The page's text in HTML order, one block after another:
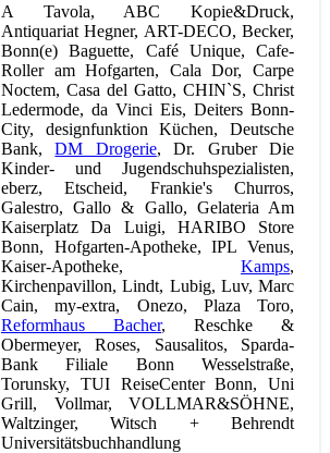
A Tavola, ABC Kopie&Druck,
Antiquariat Hegner, ART-DECO, Becker,
Bonn(e) Baguette, Café Unique, Cafe-
Roller am Hofgarten, Cala Dor, Carpe
Noctem, Casa del Gatto, CHIN`S, Christ
Ledermode, da Vinci Eis, Deiters Bonn-
City, designfunktion Küchen, Deutsche
Bank,DM Drogerie, Dr. Gruber Die
Kinder- und Jugendschuhspezialisten,
eberz, Etscheid, Frankie's Churros,
Galestro, Gallo & Gallo, Gelateria Am
Kaiserplatz Da Luigi, HARIBO Store
Bonn, Hofgarten-Apotheke, IPL Venus,
Kaiser-Apotheke, Kamps,
Kirchenpavillon, Lindt, Lubig, Luv, Marc
Cain, my-extra, Onezo, Plaza Toro,
Reformhaus Bacher, Reschke &
Obermeyer, Roses, Sausalitos, Sparda-
Bank Filiale Bonn Wesselstraße,
Torunsky, TUI ReiseCenter Bonn, Uni
Grill, Vollmar, VOLLMAR&SÖHNE,
Waltzinger, Witsch + Behrendt
Universitätsbuchhandlung